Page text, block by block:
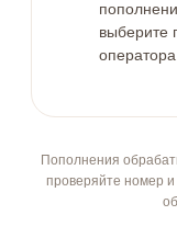
выберите
Пополнения
проверяйте номер